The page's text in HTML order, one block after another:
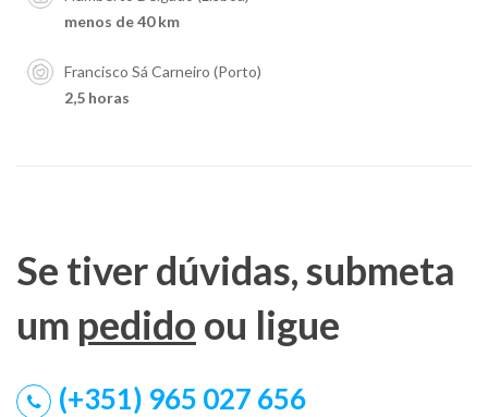
menos de 40 km
Francisco Sá Carneiro (Porto)
2,5 horas
Se tiver dúvidas, submeta
um pedido ou ligue
(+351) 965 027 656